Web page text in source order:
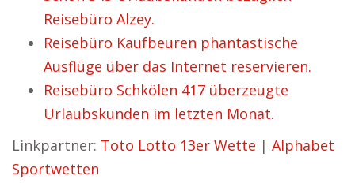
Reisebüro Alzey.
Reisebüro Kaufbeuren phantastische
Ausflüge über das Internet reservieren.
Reisebüro Schkölen 417 überzeugte
Urlaubskunden im letzten Monat.
Linkpartner: Toto Lotto 13er Wette | Alphabet
Sportwetten